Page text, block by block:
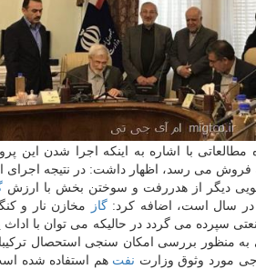
با اشاره به اینكه اجرا شدن این
فروش می رسد، اظهار داشت: در نتیجه اجرای
دیگر از هدررفت و سوختن بخش با ارزش
گاز
مخازن نار و
سپرده می گردد در حالیكه می توان با اداث
به منظور بررسی امكان سنجی استحصال
مورد وثوق وزارت نفت هم استفاده شده